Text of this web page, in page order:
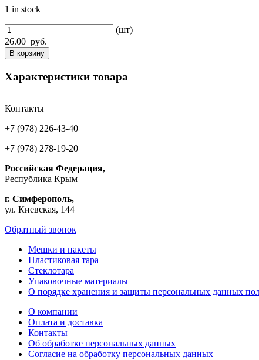
1 in stock
(шт)
26.00 руб.
В корзину
Характеристики товара
Контакты
+7 (978) 226-43-40
+7 (978) 278-19-20
Российская Федерация,
Республика Крым
г. Симферополь,
ул. Киевская, 144
Обратный звонок
Мешки и пакеты
Пластиковая тара
Стеклотара
Упаковочные материалы
О порядке хранения и защиты персональных данных
О компании
Оплата и доставка
Контакты
Об обработке персональных данных
Согласие на обработку персональных данных